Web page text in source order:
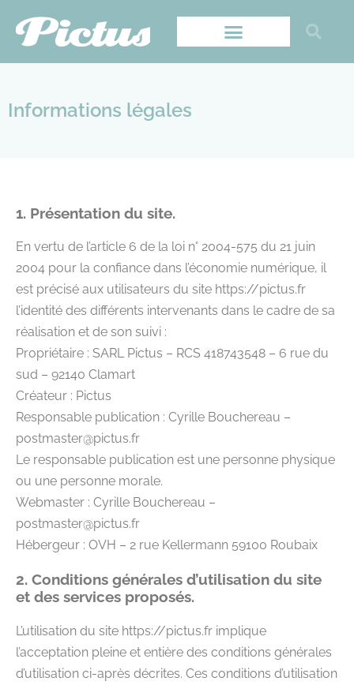
Informations légales
1. Présentation du site.
En vertu de l’article 6 de la loi n° 2004-575 du 21 juin
2004 pour la confiance dans l’économie numérique, il
est précisé aux utilisateurs du site https://pictus.fr
l’identité des différents intervenants dans le cadre de sa
réalisation et de son suivi :
Propriétaire : SARL Pictus – RCS 418743548 – 6 rue du
sud – 92140 Clamart
Créateur : Pictus
Responsable publication : Cyrille Bouchereau –
postmaster@pictus.fr
Le responsable publication est une personne physique
ou une personne morale.
Webmaster : Cyrille Bouchereau –
postmaster@pictus.fr
Hébergeur : OVH – 2 rue Kellermann 59100 Roubaix
2. Conditions générales d’utilisation du site
et des services proposés.
L’utilisation du site https://pictus.fr implique
l’acceptation pleine et entière des conditions générales
d’utilisation ci-après décrites. Ces conditions d’utilisation